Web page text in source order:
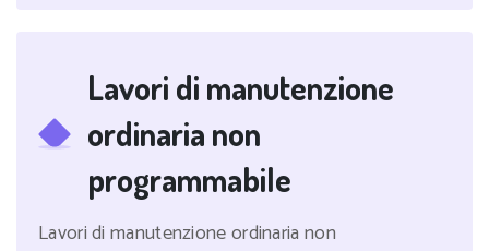
Lavori di manutenzione
ordinaria non
programmabile
Lavori di manutenzione ordinaria non